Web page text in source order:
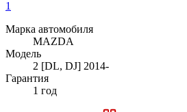
1
Марка автомобиля
MAZDA
Модель
2 [DL, DJ] 2014-
Гарантия
1 год